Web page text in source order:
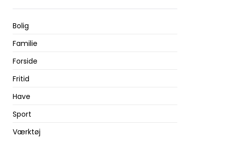
Bolig
Familie
Forside
Fritid
Have
Sport
Værktøj